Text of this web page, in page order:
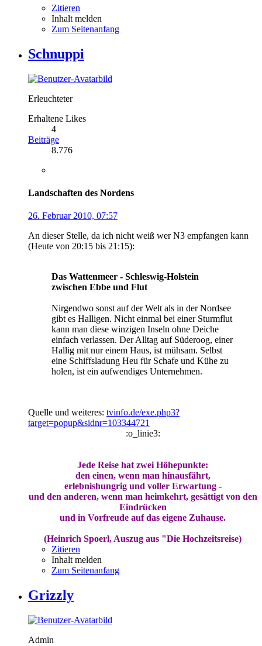
Zitieren
Inhalt melden
Zum Seitenanfang
Schnuppi
Erleuchteter
Erhaltene Likes
4
Beiträge
8.776
Landschaften des Nordens
26. Februar 2010, 07:57
An dieser Stelle, da ich nicht weiß wer N3 empfangen kann
(Heute von 20:15 bis 21:15):
Das Wattenmeer - Schleswig-Holstein
zwischen Ebbe und Flut
Nirgendwo sonst auf der Welt als in der Nordsee
gibt es Halligen. Nicht einmal bei einer Sturmflut
kann man diese winzigen Inseln ohne Deiche
einfach verlassen. Der Alltag auf Süderoog, einer
Hallig mit nur einem Haus, ist mühsam. Selbst
eine Schiffsladung Heu für Schafe und Kühe zu
holen, ist ein aufwendiges Unternehmen.
Quelle und weiteres: tvinfo.de/exe.php3?
target=popup&sidnr=103344721
:o_linie3:
Jede Reise hat zwei Höhepunkte:
den einen, wenn man hinausfährt,
erlebnishungrig und voller Erwartung -
und den anderen, wenn man heimkehrt, gesättigt von den
Eindrücken
und in Vorfreude auf das eigene Zuhause.
(Heinrich Spoerl, Auszug aus "Die Hochzeitsreise)
Zitieren
Inhalt melden
Zum Seitenanfang
Grizzly
Admin